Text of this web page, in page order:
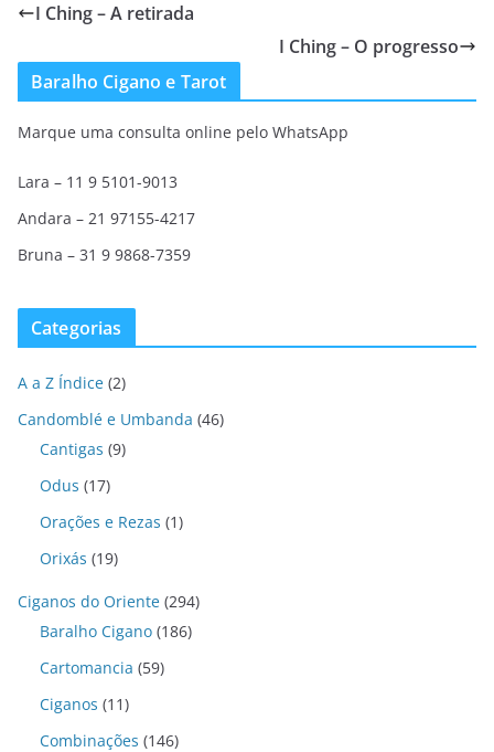
I Ching – A retirada
I Ching – O progresso
Baralho Cigano e Tarot
Marque uma consulta online pelo WhatsApp
Lara – 11 9 5101-9013
Andara – 21 97155-4217
Bruna – 31 9 9868-7359
Categorias
A a Z Índice (2)
Candomblé e Umbanda (46)
Cantigas (9)
Odus (17)
Orações e Rezas (1)
Orixás (19)
Ciganos do Oriente (294)
Baralho Cigano (186)
Cartomancia (59)
Ciganos (11)
Combinações (146)